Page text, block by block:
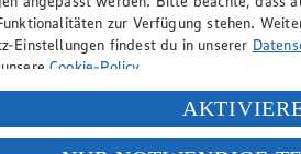
verantwortlich.
hin, dass wir nicht an einem
zur Verfügung stehen.
Einstellungen findest du in unserer
Cookie-Policy.
deiner personenbezogenen Daten in den
„Aktivieren“ klickst, willigst du im Sinne